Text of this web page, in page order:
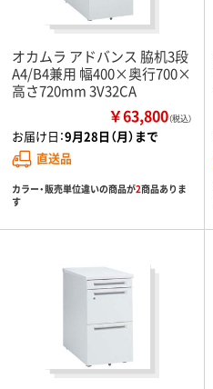
オカムラ アドバンス 脇机3段
A4/B4兼用 幅400×奥行700×
高さ720mm 3V32CA
￥63,800（税込）
お届け日：9月28日（月）まで
直送品
カラー・販売単位違いの商品が2商品ありま
す